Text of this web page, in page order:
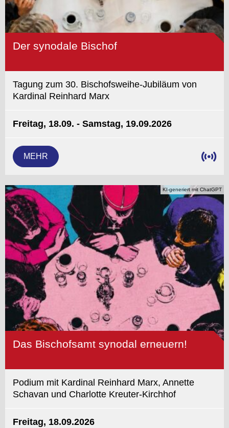
Der synodale Bischof
Tagung zum 30. Bischofsweihe-Jubiläum von
Kardinal Reinhard Marx
Freitag, 18.09. - Samstag, 19.09.2026
MEHR
KI-generiert mit ChatGPT
Das Bischofsamt synodal erneuern!
Podium mit Kardinal Reinhard Marx, Annette
Schavan und Charlotte Kreuter-Kirchhof
Freitag, 18.09.2026